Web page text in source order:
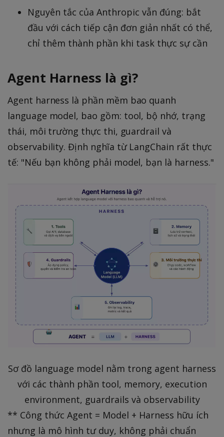
Nguyên tắc của Anthropic vẫn đúng: bắt
đầu với cách tiếp cận đơn giản nhất có thể,
chỉ thêm thành phần khi task thực sự cần
Agent Harness là gì?
Agent harness là phần mềm bao quanh
language model, bao gồm: tool, bộ nhớ, trạng
thái, môi trường thực thi, guardrail và
observability. Định nghĩa từ LangChain rất thực
tế: "Nếu bạn không phải model, bạn là harness."
Sơ đồ language model nằm trong agent harness
với các thành phần tool, memory, execution
environment, guardrails và observability
** Công thức Agent = Model + Harness hữu ích
nhưng là mô hình tư duy, không phải chuẩn